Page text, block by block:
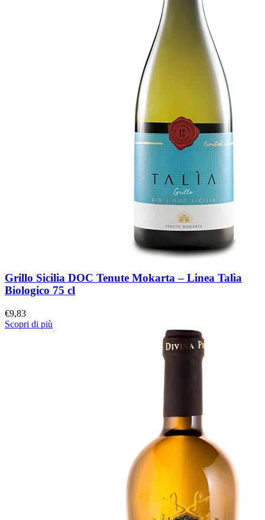
Grillo Sicilia DOC Tenute Mokarta – Linea Talìa
Biologico 75 cl
€9,83
Scopri di più